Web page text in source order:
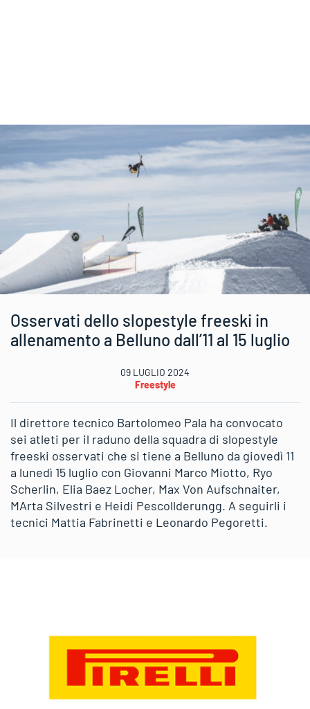
Osservati dello slopestyle freeski in
allenamento a Belluno dall’11 al 15 luglio
09 LUGLIO 2024
Freestyle
Il direttore tecnico Bartolomeo Pala ha convocato
sei atleti per il raduno della squadra di slopestyle
freeski osservati che si tiene a Belluno da giovedì 11
a lunedì 15 luglio con Giovanni Marco Miotto, Ryo
Scherlin, Elia Baez Locher, Max Von Aufschnaiter,
MArta Silvestri e Heidi Pescollderungg. A seguirli i
tecnici Mattia Fabrinetti e Leonardo Pegoretti.